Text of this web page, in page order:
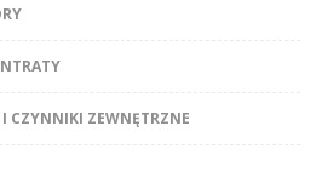
CZYNNIKI ZEWNĘTRZNE